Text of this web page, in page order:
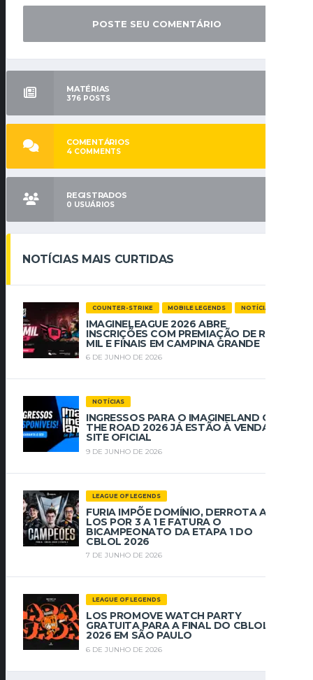
MATÉRIAS
376 POSTS
COMENTÁRIOS
4 COMMENTS
REGISTRADOS
0 USUÁRIOS
NOTÍCIAS MAIS CURTIDAS
COUNTER-STRIKE MOBILE LEGENDS NOTÍCIAS
IMAGINELEAGUE 2026 ABRE
INSCRIÇÕES COM PREMIAÇÃO DE R$ 112
MIL E FINAIS EM CAMPINA GRANDE
6 DE JUNHO DE 2026
NOTÍCIAS
INGRESSOS PARA O IMAGINELAND ON
THE ROAD 2026 JÁ ESTÃO À VENDA NO
SITE OFICIAL
9 DE JUNHO DE 2026
LEAGUE OF LEGENDS
FURIA IMPÕE DOMÍNIO, DERROTA A
LOS POR 3 A 1 E FATURA O
BICAMPEONATO DA ETAPA 1 DO
CBLOL 2026
7 DE JUNHO DE 2026
LEAGUE OF LEGENDS
LOS PROMOVE WATCH PARTY
GRATUITA PARA A FINAL DO CBLOL
2026 EM SÃO PAULO
6 DE JUNHO DE 2026